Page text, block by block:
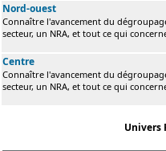
Nord-ouest
Connaître l'avancement du
secteur, un NRA, et tout ce qui
Centre
Connaître l'avancement du
secteur, un NRA, et tout ce qui
Univers